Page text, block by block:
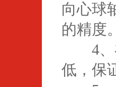
向心球
的精度
4、在
低，保